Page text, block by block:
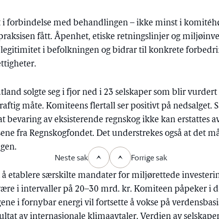
forbindelse med behandlingen – ikke minst i
fått. Åpenhet, etiske retningslinjer og
i befolkningen og bidrar til konkrete
solgte seg i fjor ned i 23 selskaper som blir
måte. Komiteens flertall ser positivt på nedsalget.
bevaring av eksisterende regnskog ikke kan erstattes
fra Regnskogfondet. Det understrekes også at det
etablere særskilte mandater for miljørettede
i intervaller på 20–30 mrd. kr. Komiteen påpeker i
i fornybar energi vil fortsette å vokse på
av internasjonale klimaavtaler. Verdien av
Forrige sak
Neste sak